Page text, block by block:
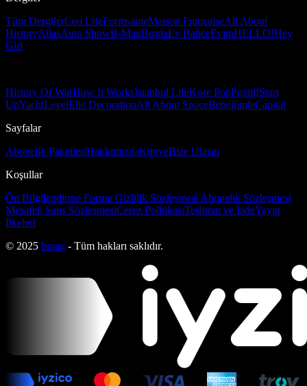
Tüm DergilerCeo LifeFormsanteMaison FrançaiseAll About
HistoryAtlasAuto ShowB-MagBurdaEv BahçeEvimHELLO!Hey
Girl
History Of WarHow It Worksİstanbul LifeKore PopPozitifStart
UpYachtLevelElle DecorationAll About SpaceBebeğimleCapital
Sayfalar
Abonelik PaketleriHakkımızdaKünyeBize Ulaşın
Koşullar
Ön Bilgilendirme Formu Gizlilik Sözleşmesi Abonelik Sözleşmesi
Mesafeli Satış SözleşmesiÇerez PolitikasıTeslimat ve İadeYayın
İlkeleri
© 2025 bmag - Tüm hakları saklıdır.